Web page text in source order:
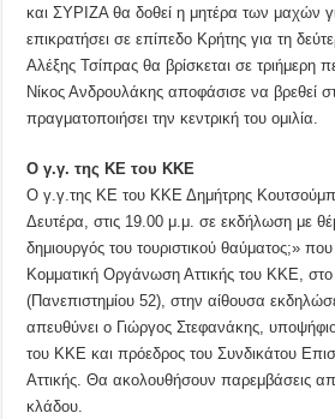
και ΣΥΡΙΖΑ θα δοθεί η μητέρα των μαχών
επικρατήσει σε επίπεδο Κρήτης για τη
Αλέξης Τσίπρας θα βρίσκεται σε τριήμερη
Νίκος Ανδρουλάκης αποφάσισε να βρεθεί
πραγματοποιήσει την κεντρική του ομιλία.
Ο γ.γ. της ΚΕ του ΚΚΕ
Ο γ.γ.της ΚΕ του ΚΚΕ Δημήτρης
Δευτέρα, στις 19.00 μ.μ. σε εκδήλωση με
δημιουργός του τουριστικού θαύματος;»
Κομματική Οργάνωση Αττικής του ΚΚΕ, στο
(Πανεπιστημίου 52), στην αίθουσα
απευθύνει ο Γιώργος Στεφανάκης,
του ΚΚΕ και πρόεδρος του Συνδικάτου
Αττικής. Θα ακολουθήσουν παρεμβάσεις
κλάδου.